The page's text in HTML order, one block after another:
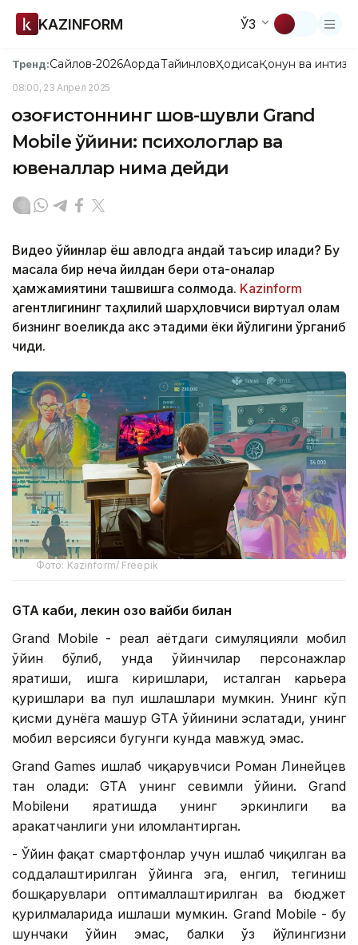
KAZINFORM ЎЗ
Тренд:Сайлов-2026АқордаТайинловҲодисаҚонун ва
08:00, 23 Апрел 2025
Қозоғистоннинг шов-шувли Grand
Mobile ўйини: психологлар ва
ювеналлар нима дейди
Видео ўйинлар ёш авлодга қандай таъсир қилади? Бу
масала бир неча йилдан бери ота-оналар
ҳамжамиятини ташвишга солмоқда. Kazinform
агентлигининг таҳлилий шарҳловчиси виртуал олам
бизнинг воқеликда акс этадими ёки йўқлигини ўрганиб
чиқди.
Фото: Kazinform/ Freepik
GTA каби, лекин қозоқ вайби билан
Grand Mobile - реал ҳаётдаги симуляцияли мобил
ўйин бўлиб, унда ўйинчилар персонажлар
яратиши, ишга киришлари, исталган карьера
қуришлари ва пул ишлашлари мумкин. Унинг кўп
қисми дунёга машҳур GТА ўйинини эслатади, унинг
мобил версияси бугунги кунда мавжуд эмас.
Grand Games ишлаб чиқарувчиси Роман Линейцев
тан олади: GTA унинг севимли ўйини. Grand
Mobileни яратишда унинг эркинлиги ва
ҳаракатчанлиги уни илҳомлантирган.
- Ўйин фақат смартфонлар учун ишлаб чиқилган ва
соддалаштирилган ўйинга эга, енгил, тегиниш
бошқарувлари оптималлаштирилган ва бюджет
қурилмаларида ишлаши мумкин. Grand Mobile - бу
шунчаки ўйин эмас, балки ўз йўлингизни